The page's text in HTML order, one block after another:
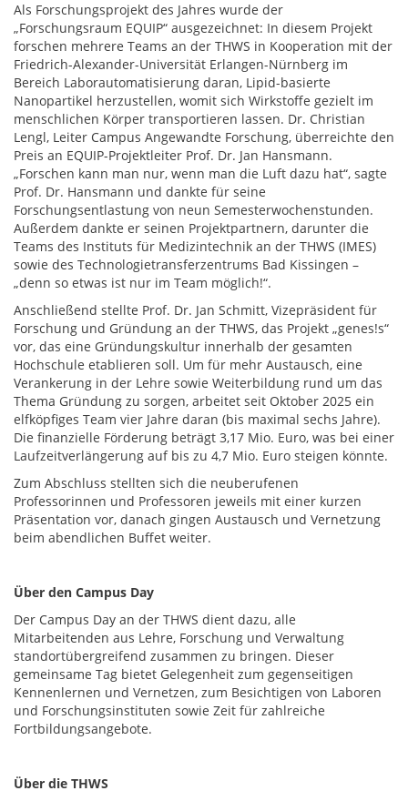
Als Forschungsprojekt des Jahres wurde der
„Forschungsraum EQUIP“ ausgezeichnet: In diesem Projekt
forschen mehrere Teams an der THWS in Kooperation mit der
Friedrich-Alexander-Universität Erlangen-Nürnberg im
Bereich Laborautomatisierung daran, Lipid-basierte
Nanopartikel herzustellen, womit sich Wirkstoffe gezielt im
menschlichen Körper transportieren lassen. Dr. Christian
Lengl, Leiter Campus Angewandte Forschung, überreichte den
Preis an EQUIP-Projektleiter Prof. Dr. Jan Hansmann.
„Forschen kann man nur, wenn man die Luft dazu hat“, sagte
Prof. Dr. Hansmann und dankte für seine
Forschungsentlastung von neun Semesterwochenstunden.
Außerdem dankte er seinen Projektpartnern, darunter die
Teams des Instituts für Medizintechnik an der THWS (IMES)
sowie des Technologietransferzentrums Bad Kissingen –
„denn so etwas ist nur im Team möglich!“.
Anschließend stellte Prof. Dr. Jan Schmitt, Vizepräsident für
Forschung und Gründung an der THWS, das Projekt „genes!s“
vor, das eine Gründungskultur innerhalb der gesamten
Hochschule etablieren soll. Um für mehr Austausch, eine
Verankerung in der Lehre sowie Weiterbildung rund um das
Thema Gründung zu sorgen, arbeitet seit Oktober 2025 ein
elfköpfiges Team vier Jahre daran (bis maximal sechs Jahre).
Die finanzielle Förderung beträgt 3,17 Mio. Euro, was bei einer
Laufzeitverlängerung auf bis zu 4,7 Mio. Euro steigen könnte.
Zum Abschluss stellten sich die neuberufenen
Professorinnen und Professoren jeweils mit einer kurzen
Präsentation vor, danach gingen Austausch und Vernetzung
beim abendlichen Buffet weiter.
Über den Campus Day
Der Campus Day an der THWS dient dazu, alle
Mitarbeitenden aus Lehre, Forschung und Verwaltung
standortübergreifend zusammen zu bringen. Dieser
gemeinsame Tag bietet Gelegenheit zum gegenseitigen
Kennenlernen und Vernetzen, zum Besichtigen von Laboren
und Forschungsinstituten sowie Zeit für zahlreiche
Fortbildungsangebote.
Über die THWS